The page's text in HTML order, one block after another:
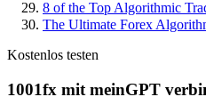
8 of the Top Algorithmic
The Ultimate Forex
Kostenlos testen
1001fx mit meinGPT